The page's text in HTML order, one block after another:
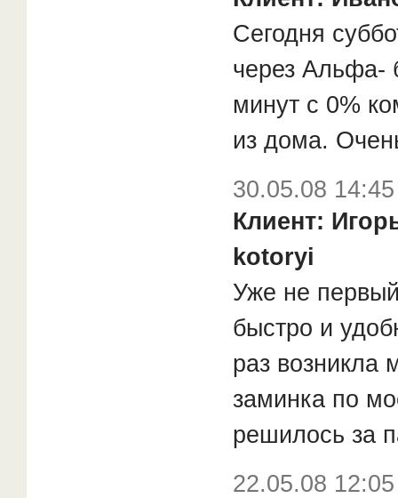
Сегодня
через Альфа-
минут с 0%
из дома.
30.05.08 14:45
Клиент:
kotoryi
Уже не
быстро и
раз возникла
заминка по
решилось за
22.05.08 12:05